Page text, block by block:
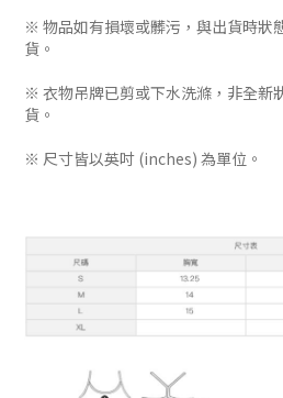
※ 物品如有損壞或髒污，與出貨時狀
貨。
※ 衣物吊牌已剪或下水洗滌，非全新
貨。
※ 尺寸皆以英吋 (inches) 為單位。